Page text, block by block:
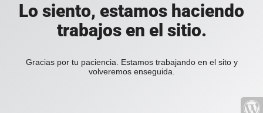
Lo siento, estamos haciendo
trabajos en el sitio.
Gracias por tu paciencia. Estamos trabajando en el sito y
volveremos enseguida.